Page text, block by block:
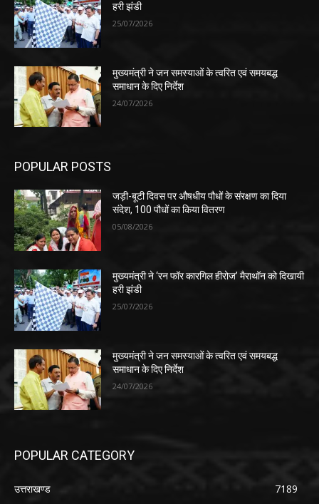
हरी झंडी
25/07/2026
मुख्यमंत्री ने जन समस्याओं के त्वरित एवं समयबद्ध
समाधान के दिए निर्देश
24/07/2026
POPULAR POSTS
जड़ी-बूटी दिवस पर औषधीय पौधों के संरक्षण का दिया
संदेश, 100 पौधों का किया वितरण
05/08/2026
मुख्यमंत्री ने ‘रन फॉर कारगिल हीरोज’ मैराथॉन को दिखायी
हरी झंडी
25/07/2026
मुख्यमंत्री ने जन समस्याओं के त्वरित एवं समयबद्ध
समाधान के दिए निर्देश
24/07/2026
POPULAR CATEGORY
उत्तराखण्ड
7189